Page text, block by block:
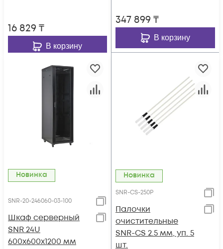
16 829 ₸
В корзину
347 899 ₸
В корзину
Новинка
SNR-20-246060-03-100
Шкаф серверный
SNR 24U
600x600x1200 мм
Новинка
SNR-CS-250P
Палочки
очистительные
SNR-CS 2.5 мм, уп. 5
шт.